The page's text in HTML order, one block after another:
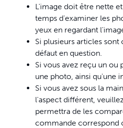
L'image doit être nette
temps d'examiner les
yeux en regardant
Si plusieurs articles
défaut en question.
Si vous avez reçu un ou
une photo, ainsi qu'une
Si vous avez sous la
l'aspect différent,
permettra de les
commande correspond